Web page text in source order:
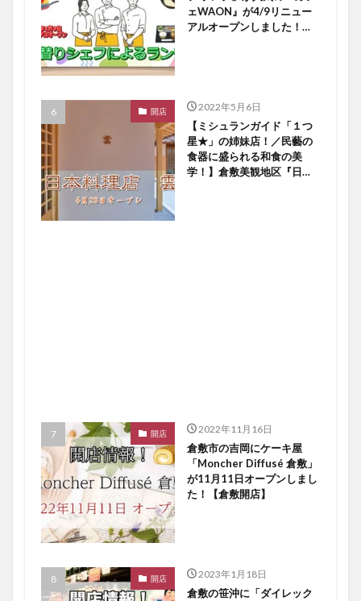
ェWAON』が4/9リニュー
アルオープンしました！
開店 2022年5月6日
【ミシュランガイド「１つ
星★」の姉妹店！／民藝の
食器に盛られる和食の美
学！】倉敷美観地区『日本
開店 2022年11月16日
倉敷市の吉岡にケーキ屋
「Moncher Diffusé 倉敷」
が11月11日オープンしまし
た！【倉敷開店】
開店 2023年1月18日
倉敷の笹沖に「ダイレック